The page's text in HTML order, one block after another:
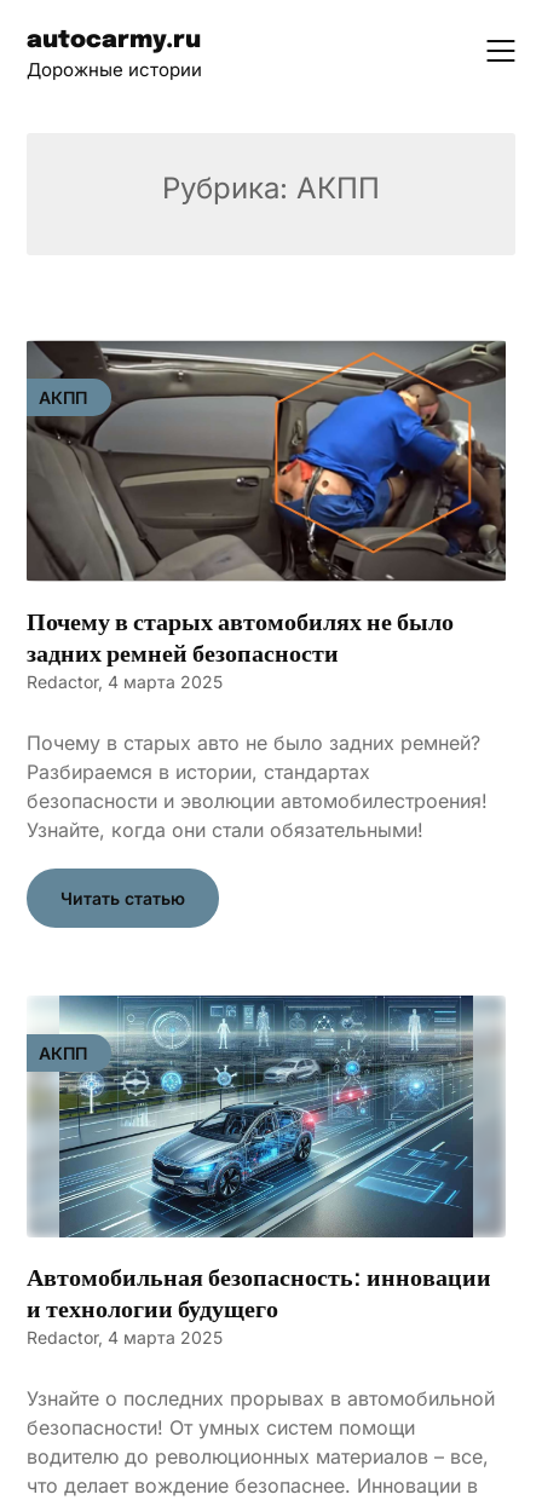
content
autocarmy.ru
Дорожные истории
Рубрика: АКПП
АКПП
Почему в старых автомобилях не было
задних ремней безопасности
Redactor, 4 марта 2025
Почему в старых авто не было задних ремней?
Разбираемся в истории, стандартах
безопасности и эволюции автомобилестроения!
Узнайте, когда они стали обязательными!
Читать статью
АКПП
Автомобильная безопасность: инновации
и технологии будущего
Redactor, 4 марта 2025
Узнайте о последних прорывах в автомобильной
безопасности! От умных систем помощи
водителю до революционных материалов – все,
что делает вождение безопаснее. Инновации в